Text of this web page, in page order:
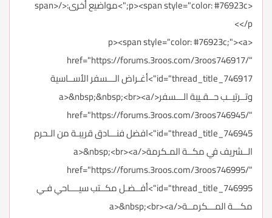
<p><span style="color: #76923c;">مواضيع أخرى:</span>
</p>
<p><span style="color: #76923c;"><a
href="https://forums.3roos.com/3roos746917/"
id="thread_title_746917">أغـراض الـــسفر الأســاسية
وتــرتيــب حــقـيبة الـــسفر</a>&nbsp;&nbsp;<br><a
href="https://forums.3roos.com/3roos746945/"
id="thread_title_746945">افضل فنـــادق قريبـة من الـحرم
الــشريف في مكــة المـكرمة</a>&nbsp;<br><a
href="https://forums.3roos.com/3roos746995/"
id="thread_title_746995">أفــضـل مكــتب سيــــاحي فـي
مكـــة المـــكرمــة</a>&nbsp;<br><a